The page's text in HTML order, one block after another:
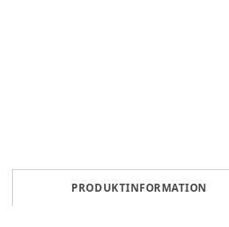
PRODUKTINFORMATION